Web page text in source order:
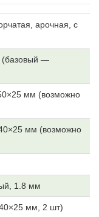
арочная, с
(базовый —
мм (возможно
мм (возможно
1.8 мм
мм, 2 шт)